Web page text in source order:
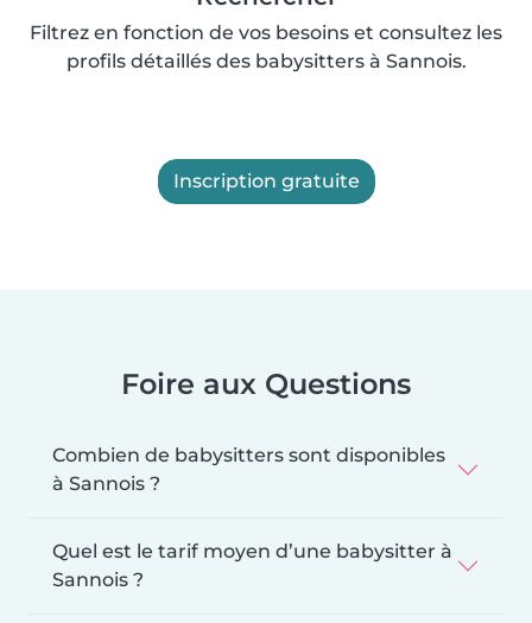
Filtrez en fonction de vos besoins et consultez les
profils détaillés des babysitters à Sannois.
Inscription gratuite
Foire aux Questions
Combien de babysitters sont disponibles
à Sannois ?
Quel est le tarif moyen d’une babysitter à
Sannois ?